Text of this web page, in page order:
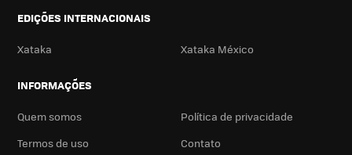
EDIÇÕES INTERNACIONAIS
Xataka Xataka México
INFORMAÇÕES
Quem somos
Política de privacidade
Termos de uso
Contato